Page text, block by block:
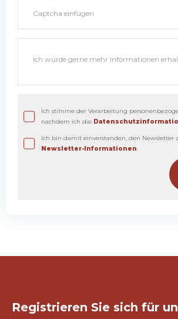
Ich stimme der Verarbeitung
nachdem ich die
Ich bin damit einverstanden, den Newsletter
Newsletter-Informationen.
Registrieren Sie sich für